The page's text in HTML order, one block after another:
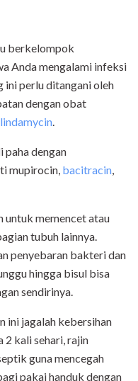
berkelompok
Anda mengalami infeksi
ini perlu ditangani oleh
dengan obat
paha dengan
mupirocin, bacitracin
untuk memencet atau
tubuh lainnya.
penyebaran bakteri dan
hingga bisul bisa
sendirinya.
ini jagalah kebersihan
2 kali sehari, rajin
guna mencegah
pakai handuk dengan